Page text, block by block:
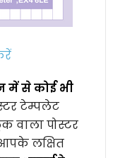
में से कोई भी
टेम्पलेट
वाला पोस्टर
लक्षित